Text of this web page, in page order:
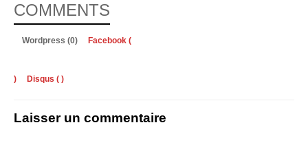
COMMENTS
Wordpress (0) Facebook (
) Disqus ( )
Laisser un commentaire